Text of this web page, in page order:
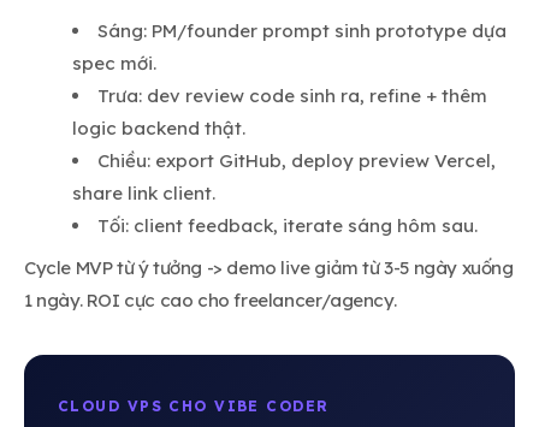
Sáng: PM/founder prompt sinh prototype dựa
spec mới.
Trưa: dev review code sinh ra, refine + thêm
logic backend thật.
Chiều: export GitHub, deploy preview Vercel,
share link client.
Tối: client feedback, iterate sáng hôm sau.
Cycle MVP từ ý tưởng -> demo live giảm từ 3-5 ngày xuống
1 ngày. ROI cực cao cho freelancer/agency.
CLOUD VPS CHO VIBE CODER